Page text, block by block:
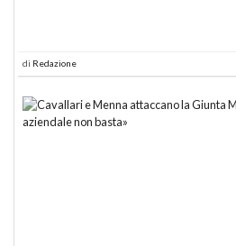
di Redazione